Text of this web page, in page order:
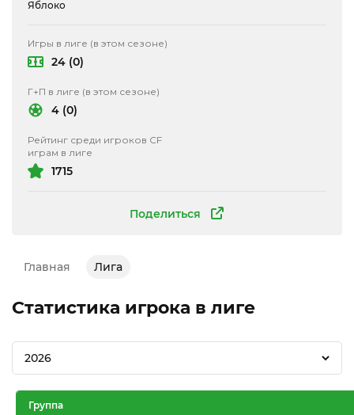
Поделиться
Яблоко
Игры в лиге (в этом сезоне)
24 (0)
Г+П в лиге (в этом сезоне)
4 (0)
Рейтинг среди игроков CF
играм в лиге
1715
Главная Лига
Статистика игрока в лиге
2026
Группа